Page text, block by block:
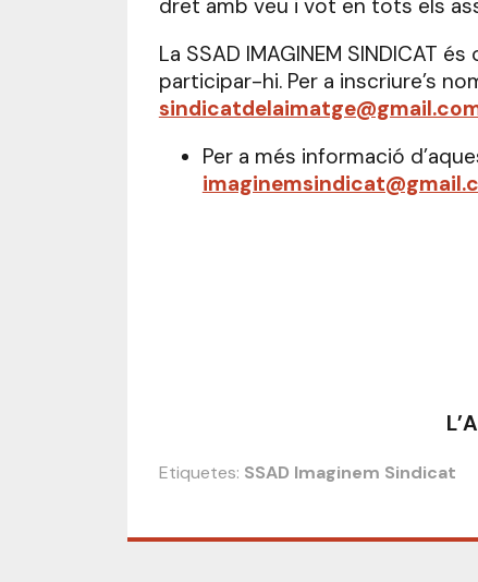
dret amb veu i vot en tots els
La SSAD IMAGINEM SINDICAT
participar-hi. Per a inscriure’s
Per a més informació
Etiquetes: SSAD Imaginem Sindicat